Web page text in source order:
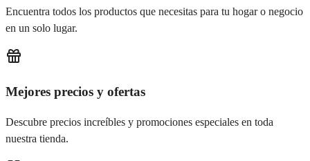
Encuentra todos los productos que necesitas para tu hogar o negocio
en un solo lugar.
Mejores precios y ofertas
Descubre precios increíbles y promociones especiales en toda
nuestra tienda.